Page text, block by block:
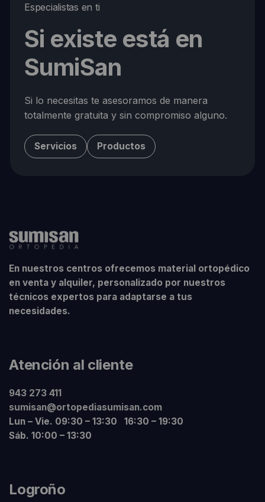
Especialistas en ti
Si existe está en
SumiSan
Si lo necesitas te asesoramos de manera
totalmente gratuita y sin compromiso alguno.
Servicios Productos
En nuestros centros ofrecemos material ortopédico
en venta y alquiler, personalizado por nuestros
técnicos expertos para adaptarse a tus
necesidades.
Atención al cliente
943 273 411
sumisan@ortopediasumisan.com
Lun – Vie. 09:30 – 13:30 16:30 – 19:30
Sáb. 10:00 – 13:30
Logroño